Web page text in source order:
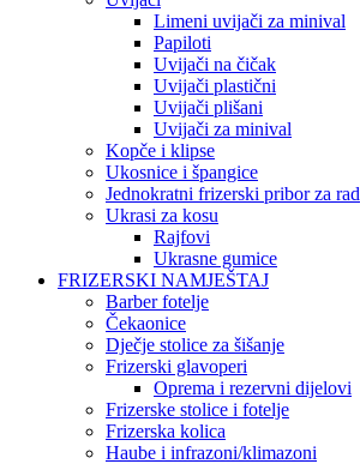
Limeni uvijači za minival
Papiloti
Uvijači na čičak
Uvijači plastični
Uvijači plišani
Uvijači za minival
Kopče i klipse
Ukosnice i špangice
Jednokratni frizerski pribor za rad
Ukrasi za kosu
Rajfovi
Ukrasne gumice
FRIZERSKI NAMJEŠTAJ
Barber fotelje
Čekaonice
Dječje stolice za šišanje
Frizerski glavoperi
Oprema i rezervni dijelovi
Frizerske stolice i fotelje
Frizerska kolica
Haube i infrazoni/klimazoni